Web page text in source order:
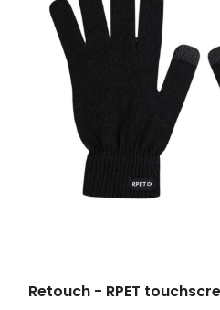
Retouch - RPET